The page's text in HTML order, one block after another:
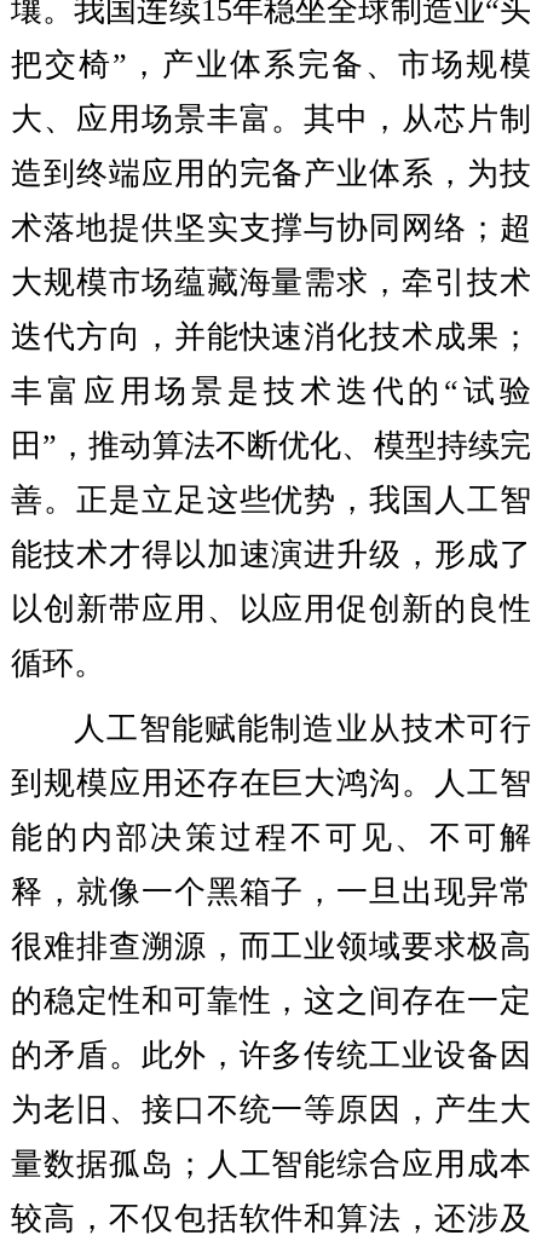
壤。我国连续15年稳坐全球制造业“头
把交椅”，产业体系完备、市场规模
大、应用场景丰富。其中，从芯片制
造到终端应用的完备产业体系，为技
术落地提供坚实支撑与协同网络；超
大规模市场蕴藏海量需求，牵引技术
迭代方向，并能快速消化技术成果；
丰富应用场景是技术迭代的“试验
田”，推动算法不断优化、模型持续完
善。正是立足这些优势，我国人工智
能技术才得以加速演进升级，形成了
以创新带应用、以应用促创新的良性
循环。
人工智能赋能制造业从技术可行
到规模应用还存在巨大鸿沟。人工智
能的内部决策过程不可见、不可解
释，就像一个黑箱子，一旦出现异常
很难排查溯源，而工业领域要求极高
的稳定性和可靠性，这之间存在一定
的矛盾。此外，许多传统工业设备因
为老旧、接口不统一等原因，产生大
量数据孤岛；人工智能综合应用成本
较高，不仅包括软件和算法，还涉及